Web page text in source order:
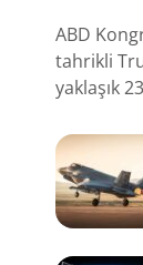
ABD
tahrikli
yaklaşık